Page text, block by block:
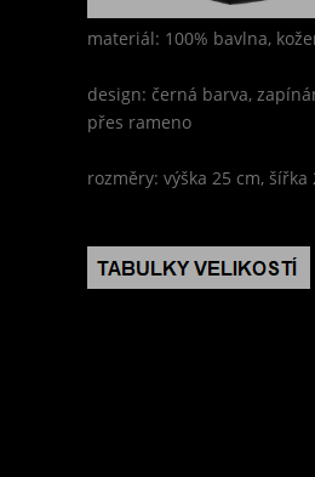
materiál: 100% bavlna,
design: černá barva,
přes rameno
rozměry: výška 25 cm, šířka